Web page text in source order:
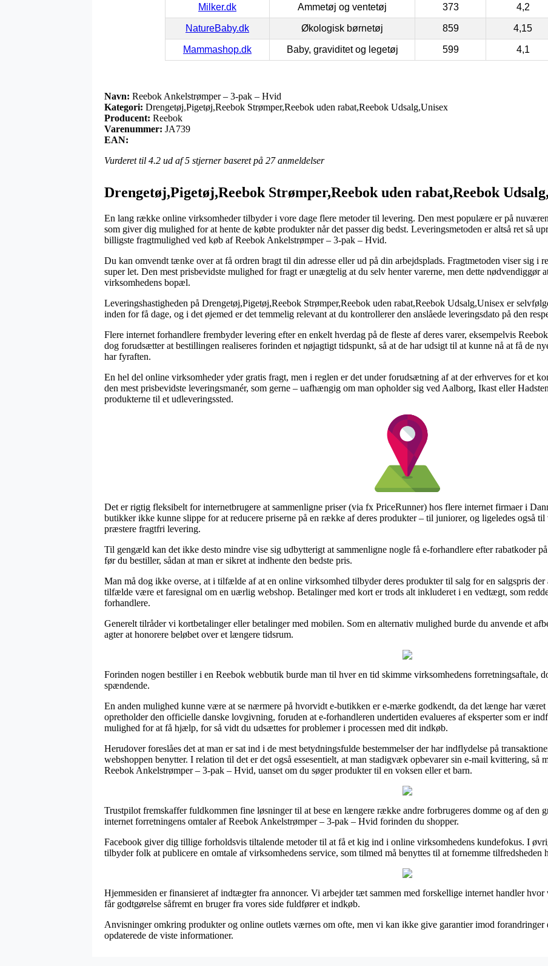
Milker.dk Ammetøj og ventetøj 373 4,2
NatureBaby.dk Økologisk børnetøj 859 4,15
Mammashop.dk Baby, graviditet og legetøj 599 4,1
Navn: Reebok Ankelstrømper – 3-pak – Hvid
Kategori: Drengetøj,Pigetøj,Reebok Strømper,Reebok uden rabat,Reebok Udsalg,Unisex
Producent: Reebok
Varenummer: JA739
EAN:
Vurderet til 4.2 ud af 5 stjerner baseret på 27anmeldelser
Drengetøj,Pigetøj,Reebok Strømper,Reebok uden rabat,Reebok
En lang række online virksomheder tilbyder i vore dage flere metoder til levering. Den mest populære er på
som giver dig mulighed for at hente de købte produkter når det passer dig bedst. Leveringsmetoden er altså ret så
billigste fragtmulighed ved køb af Reebok Ankelstrømper – 3-pak – Hvid.
Du kan omvendt tænke over at få ordren bragt til din adresse eller ud på din arbejdsplads. Fragtmetoden viser sig i
super let. Den mest prisbevidste mulighed for fragt er unægtelig at du selv henter varerne, men dette nødvendiggør
virksomhedens bopæl.
Leveringshastigheden på Drengetøj,Pigetøj,Reebok Strømper,Reebok uden rabat,Reebok Udsalg,Unisex er
inden for få dage, og i det øjemed er det temmelig relevant at du kontrollerer den anslåede leveringsdato på den
Flere internet forhandlere frembyder levering efter en enkelt hverdag på de fleste af deres varer, eksempelvis
dog forudsætter at bestillingen realiseres forinden et nøjagtigt tidspunkt, så at de har udsigt til at kunne nå at få de
har fyraften.
En hel del online virksomheder yder gratis fragt, men i reglen er det under forudsætning af at der erhverves for et
den mest prisbevidste leveringsmanér, som gerne – uafhængig om man opholder sig ved Aalborg, Ikast eller
produkterne til et udleveringssted.
Det er rigtig fleksibelt for internetbrugere at sammenligne priser (via fx PriceRunner) hos flere internet firmaer i
butikker ikke kunne slippe for at reducere priserne på en række af deres produkter – til juniorer, og ligeledes også
præstere fragtfri levering.
Til gengæld kan det ikke desto mindre vise sig udbytterigt at sammenligne nogle få e-forhandlere efter rabatkoder
før du bestiller, sådan at man er sikret at indhente den bedste pris.
Man må dog ikke overse, at i tilfælde af at en online virksomhed tilbyder deres produkter til salg for en salgspris
tilfælde være et faresignal om en uærlig webshop. Betalinger med kort er trods alt inkluderet i en vedtægt, som
forhandlere.
Generelt tilråder vi kortbetalinger eller betalinger med mobilen. Som en alternativ mulighed burde du anvende et
agter at honorere beløbet over et længere tidsrum.
Forinden nogen bestiller i en Reebok webbutik burde man til hver en tid skimme virksomhedens forretningsaftale,
spændende.
En anden mulighed kunne være at se nærmere på hvorvidt e-butikken er e-mærke godkendt, da det længe har været
opretholder den officielle danske lovgivning, foruden at e-forhandleren undertiden evalueres af eksperter som er
mulighed for at få hjælp, for så vidt du udsættes for problemer i processen med dit indkøb.
Herudover foreslåes det at man er sat ind i de mest betydningsfulde bestemmelser der har indflydelse på
webshoppen benytter. I relation til det er det også essesentielt, at man stadigvæk opbevarer sin e-mail kvittering, så
Reebok Ankelstrømper – 3-pak – Hvid, uanset om du søger produkter til en voksen eller et barn.
Trustpilot fremskaffer fuldkommen fine løsninger til at bese en længere række andre forbrugeres domme og af den
internet forretningens omtaler af Reebok Ankelstrømper – 3-pak – Hvid forinden du shopper.
Facebook giver dig tillige forholdsvis tiltalende metoder til at få et kig ind i online virksomhedens kundefokus. I
tilbyder folk at publicere en omtale af virksomhedens service, som tilmed må benyttes til at fornemme tilfredsheden
Hjemmesiden er finansieret af indtægter fra annoncer. Vi arbejder tæt sammen med forskellige internet handler
får godtgørelse såfremt en bruger fra vores side fuldfører et indkøb.
Anvisninger omkring produkter og online outlets værnes om ofte, men vi kan ikke give garantier imod
opdaterede de viste informationer.